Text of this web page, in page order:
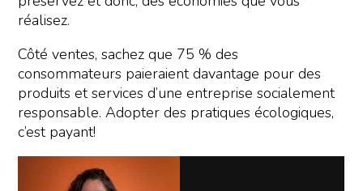
réalisez.
Côté ventes, sachez que 75 % des
consommateurs paieraient davantage pour des
produits et services d’une entreprise socialement
responsable. Adopter des pratiques écologiques,
c’est payant!